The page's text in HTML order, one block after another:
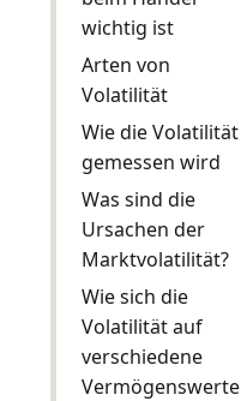
wichtig ist
Arten von
Volatilität
Wie die Volatilität
gemessen wird
Was sind die
Ursachen der
Marktvolatilität?
Wie sich die
Volatilität auf
verschiedene
Vermögenswerte